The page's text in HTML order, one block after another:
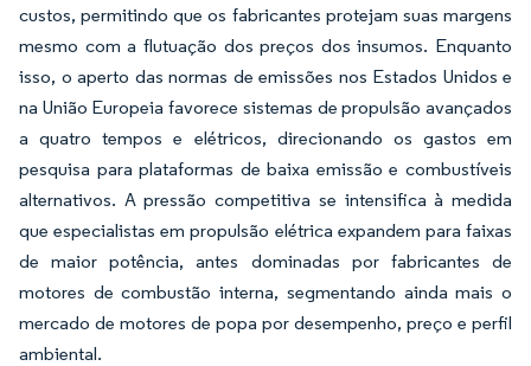
custos, permitindo que os fabricantes protejam suas margens
mesmo com a flutuação dos preços dos insumos. Enquanto
isso, o aperto das normas de emissões nos Estados Unidos e
na União Europeia favorece sistemas de propulsão avançados
a quatro tempos e elétricos, direcionando os gastos em
pesquisa para plataformas de baixa emissão e combustíveis
alternativos. A pressão competitiva se intensifica à medida
que especialistas em propulsão elétrica expandem para faixas
de maior potência, antes dominadas por fabricantes de
motores de combustão interna, segmentando ainda mais o
mercado de motores de popa por desempenho, preço e perfil
ambiental.